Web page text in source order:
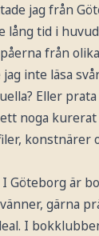
jag från
lång tid i
från
inte läsa
Eller
noga kurerat
konstnärer
Göteborg är
gärna
I